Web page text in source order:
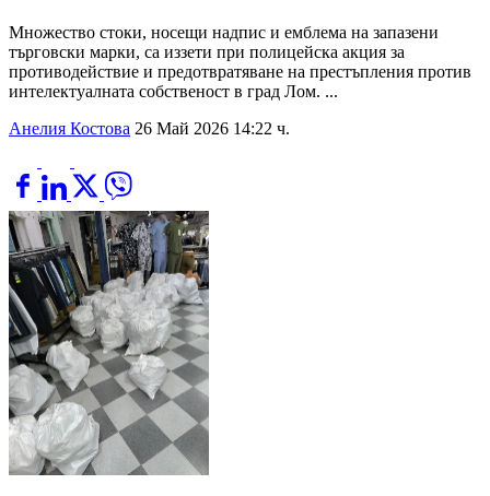
Множество стоки, носещи надпис и емблема на запазени
търговски марки, са иззети при полицейска акция за
противодействие и предотвратяване на престъпления против
интелектуалната собственост в град Лом. ...
Анелия Костова 26 Май 2026 14:22 ч.